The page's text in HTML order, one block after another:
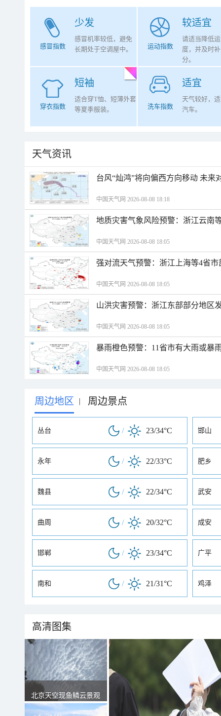
少发
感冒指数
感冒机率较低，避免
长期处于空调屋中。
较适宜
运动指数
请适当降低
度，并及时
分。
短袖
穿衣指数
适合穿T恤、短薄外套
等夏季服装。
适宜
洗车指数
天气较好，
汽车。
天气资讯
台风“灿鸿”将向偏西方向移动 未来
中国天气网 2026-08-08 18:18
地质灾害气象风险预警：浙江云南
中国天气网 2026-08-08 18:05
强对流天气预警：浙江上海等4省
中国天气网 2026-08-08 18:05
山洪灾害预警：浙江东部部分地区
中国天气网 2026-08-08 18:05
暴雨橙色预警：11省市有大雨或暴
中国天气网 2026-08-08 18:05
周边地区 | 周边景点
丛台 / 23/34°C 邯山
永年 / 22/33°C 肥乡
魏县 / 22/34°C 武安
曲周 / 20/32°C 成安
邯郸 / 23/34°C 广平
南和 / 21/31°C 鸡泽
高清图集
北京天空现鱼鳞云景观